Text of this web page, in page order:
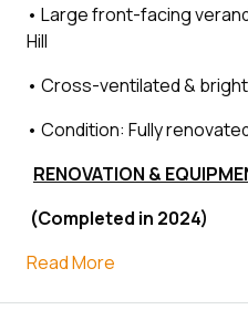
• Large front-facing
Hill
• Cross-ventilated & bright
• Condition: Fully
RENOVATION &
(Completed in 2024)
Read More